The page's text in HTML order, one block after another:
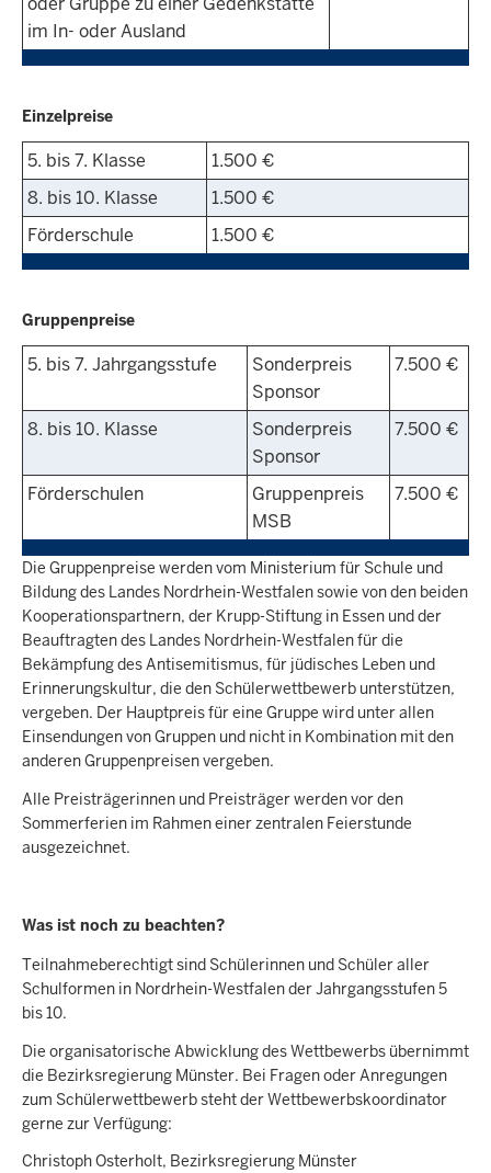
im In- oder Ausland
Einzelpreise
5. bis 7. Klasse
1.500 €
8. bis 10. Klasse
1.500 €
Förderschule
1.500 €
Gruppenpreise
5. bis 7. Jahrgangsstufe
Sonderpreis
Sponsor
7.500 €
8. bis 10. Klasse
Sonderpreis
Sponsor
7.500 €
Förderschulen
Gruppenpreis
MSB
7.500 €
Die Gruppenpreise werden vom Ministerium für Schule und
Bildung des Landes Nordrhein-Westfalen sowie von den beiden
Kooperationspartnern, der Krupp-Stiftung in Essen und der
Beauftragten des Landes Nordrhein-Westfalen für die
Bekämpfung des Antisemitismus, für jüdisches Leben und
Erinnerungskultur, die den Schülerwettbewerb unterstützen,
vergeben. Der Hauptpreis für eine Gruppe wird unter allen
Einsendungen von Gruppen und nicht in Kombination mit den
anderen Gruppenpreisen vergeben.
Alle Preisträgerinnen und Preisträger werden vor den
Sommerferien im Rahmen einer zentralen Feierstunde
ausgezeichnet.
Was ist noch zu beachten?
Teilnahmeberechtigt sind Schülerinnen und Schüler aller
Schulformen in Nordrhein-Westfalen der Jahrgangsstufen 5
bis 10.
Die organisatorische Abwicklung des Wettbewerbs übernimmt
die Bezirksregierung Münster. Bei Fragen oder Anregungen
zum Schülerwettbewerb steht der Wettbewerbskoordinator
gerne zur Verfügung:
Christoph Osterholt, Bezirksregierung Münster